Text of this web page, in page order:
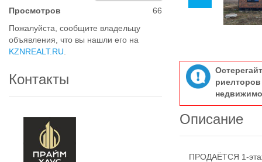
Просмотров
66
Пожалуйста, сообщите владельцу
объявления, что вы нашли его на
KZNREALT.RU
Контакты
Описание
ПРОДАЁТСЯ 1-